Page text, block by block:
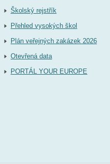
Školský rejstřík
Přehled vysokých škol
Plán veřejných zakázek 2026
Otevřená data
PORTÁL YOUR EUROPE